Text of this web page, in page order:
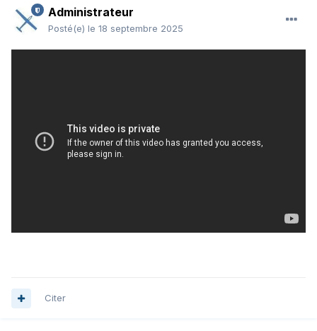
Administrateur
Posté(e) le 18 septembre 2025
Citer